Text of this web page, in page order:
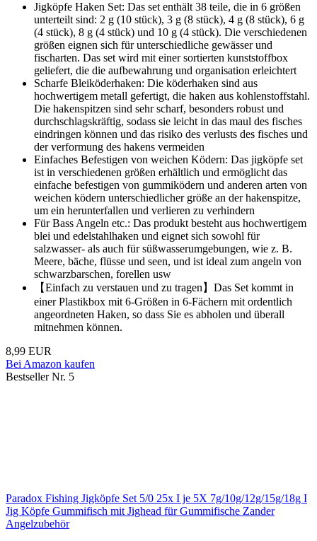
Jigköpfe Haken Set: Das set enthält 38 teile, die in 6 größen
unterteilt sind: 2 g (10 stück), 3 g (8 stück), 4 g (8 stück), 6 g
(4 stück), 8 g (4 stück) und 10 g (4 stück). Die verschiedenen
größen eignen sich für unterschiedliche gewässer und
fischarten. Das set wird mit einer sortierten kunststoffbox
geliefert, die die aufbewahrung und organisation erleichtert
Scharfe Bleiköderhaken: Die köderhaken sind aus
hochwertigem metall gefertigt, die haken aus kohlenstoffstahl.
Die hakenspitzen sind sehr scharf, besonders robust und
durchschlagskräftig, sodass sie leicht in das maul des fisches
eindringen können und das risiko des verlusts des fisches und
der verformung des hakens vermeiden
Einfaches Befestigen von weichen Ködern: Das jigköpfe set
ist in verschiedenen größen erhältlich und ermöglicht das
einfache befestigen von gummiködern und anderen arten von
weichen ködern unterschiedlicher größe an der hakenspitze,
um ein herunterfallen und verlieren zu verhindern
Für Bass Angeln etc.: Das produkt besteht aus hochwertigem
blei und edelstahlhaken und eignet sich sowohl für
salzwasser- als auch für süßwasserumgebungen, wie z. B.
Meere, bäche, flüsse und seen, und ist ideal zum angeln von
schwarzbarschen, forellen usw
【Einfach zu verstauen und zu tragen】Das Set kommt in
einer Plastikbox mit 6-Größen in 6-Fächern mit ordentlich
angeordneten Haken, so dass Sie es abholen und überall
mitnehmen können.
8,99 EUR
Bei Amazon kaufen
Bestseller Nr. 5
Paradox Fishing Jigköpfe Set 5/0 25x I je 5X 7g/10g/12g/15g/18g I
Jig Köpfe Gummifisch mit Jighead für Gummifische Zander
Angelzubehör